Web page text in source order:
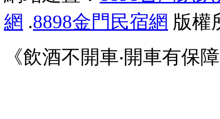
網 .8898金門民宿網 版權
《飲酒不開車‧開車有保